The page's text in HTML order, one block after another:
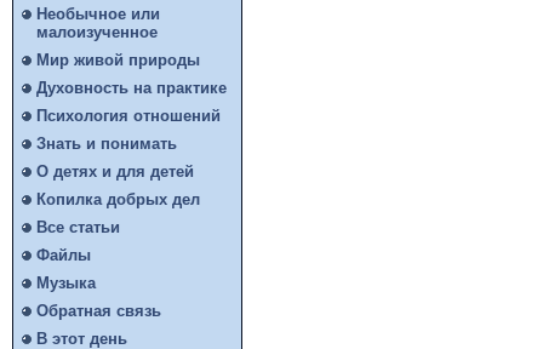
Необычное или
малоизученное
Мир живой природы
Духовность на практике
Психология отношений
Знать и понимать
О детях и для детей
Копилка добрых дел
Все статьи
Файлы
Музыка
Обратная связь
В этот день